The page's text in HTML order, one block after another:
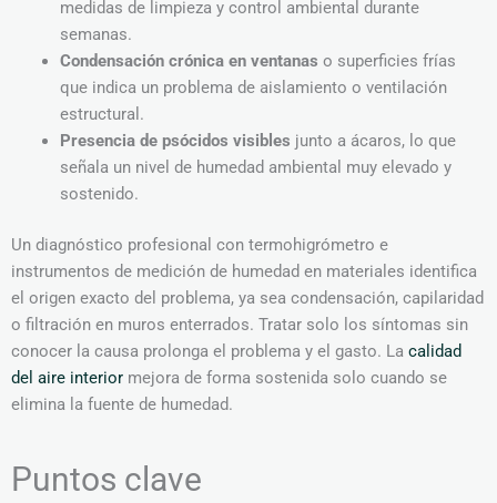
medidas de limpieza y control ambiental durante
semanas.
Condensación crónica en ventanas o superficies frías
que indica un problema de aislamiento o ventilación
estructural.
Presencia de psócidos visibles junto a ácaros, lo que
señala un nivel de humedad ambiental muy elevado y
sostenido.
Un diagnóstico profesional con termohigrómetro e
instrumentos de medición de humedad en materiales identifica
el origen exacto del problema, ya sea condensación, capilaridad
o filtración en muros enterrados. Tratar solo los síntomas sin
conocer la causa prolonga el problema y el gasto. La calidad
del aire interior mejora de forma sostenida solo cuando se
elimina la fuente de humedad.
Puntos clave